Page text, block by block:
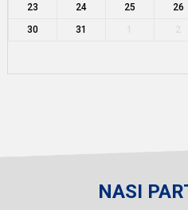
23
24 25 26
30
31
NASI